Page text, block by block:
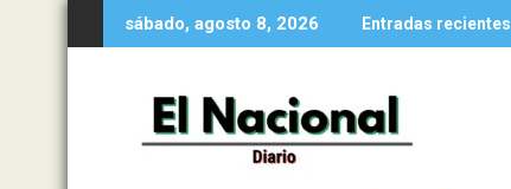
al
sábado, agosto 8, 2026 Entradas recientes